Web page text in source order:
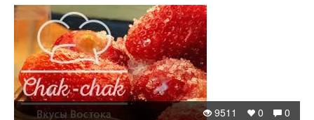
0
0
9511